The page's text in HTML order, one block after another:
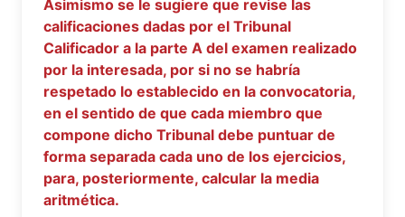
Asimismo se le sugiere que revise las
calificaciones dadas por el Tribunal
Calificador a la parte A del examen realizado
por la interesada, por si no se habría
respetado lo establecido en la convocatoria,
en el sentido de que cada miembro que
compone dicho Tribunal debe puntuar de
forma separada cada uno de los ejercicios,
para, posteriormente, calcular la media
aritmética.